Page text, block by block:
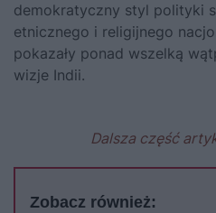
demokratyczny styl polityki
etnicznego i religijnego
pokazały ponad wszelką
wizje Indii.
Dalsza część
Zobacz również: